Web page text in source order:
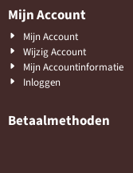
Mijn Account
Mijn Account
Wijzig Account
Mijn Accountinformatie
Inloggen
Betaalmethoden